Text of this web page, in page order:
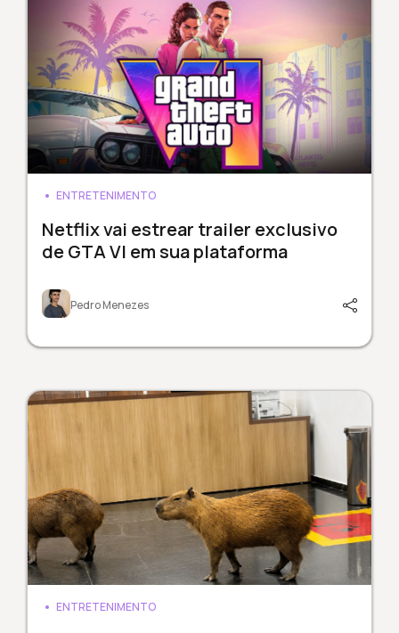
ENTRETENIMENTO
Netflix vai estrear trailer exclusivo
de GTA VI em sua plataforma
Pedro Menezes
ENTRETENIMENTO